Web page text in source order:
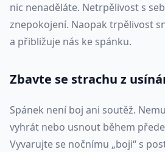
nic nenaděláte. Netrpělivost s
znepokojení. Naopak trpělivost
a přibližuje nás ke spánku.
Zbavte se strachu z
Spánek není boj ani soutěž.
vyhrát nebo usnout během
Vyvarujte se nočnímu „boji“ s